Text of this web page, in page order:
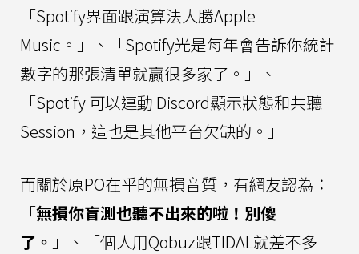
「Spotify界面跟演算法大勝Apple
Music。」、「Spotify光是每年會告訴你統計
數字的那張清單就贏很多家了。」、
「Spotify 可以連動 Discord顯示狀態和共聽
Session，這也是其他平台欠缺的。」
而關於原PO在乎的無損音質，有網友認為：
「無損你盲測也聽不出來的啦！別傻
了。 」、「個人用Qobuz跟TIDAL就差不多